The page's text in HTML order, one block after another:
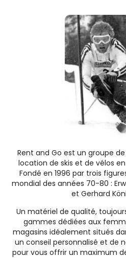
Rent and Go est un groupe
location de skis et de vélos
Fondé en 1996 par trois
mondial des années 70-80 :
et Gerhard
Un matériel de qualité,
gammes dédiées aux
magasins idéalement situés
un conseil personnalisé et de
pour vous offrir un maximum